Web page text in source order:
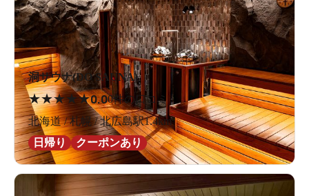
洞サウナ(DO SAUNA)
★★★★★0.00件の口コミ
北海道 / 札幌 / 北広島駅1.4km
日帰り
クーポンあり